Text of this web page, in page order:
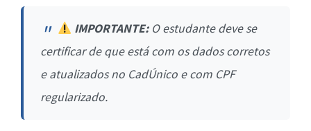
IMPORTANTE: O estudante deve se
certificar de que está com os dados corretos
e atualizados no CadÚnico e com CPF
regularizado.